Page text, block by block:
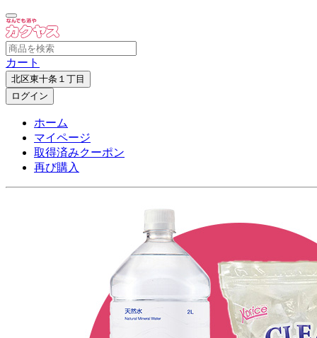
カート
北区東十条１丁目
ログイン
ホーム
マイページ
取得済みクーポン
再び購入